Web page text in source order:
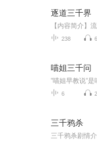
逐道三千界
238
喵姐三千问
6
三千鸦杀